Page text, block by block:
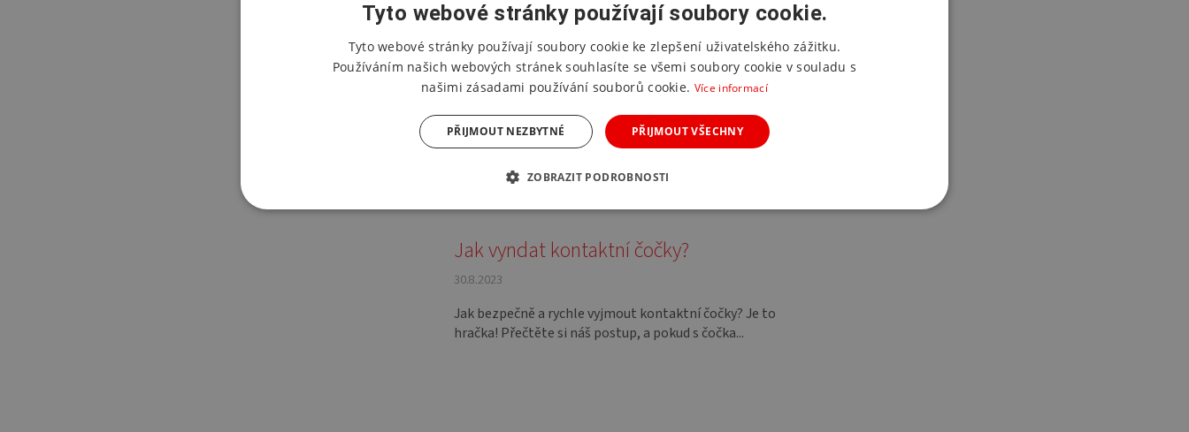
Jak vyndat kontaktní čočky?
30.8.2023
Jak bezpečně a rychle vyjmout kontaktní čočky? Je to
hračka! Přečtěte si náš postup, a pokud s čočka...
Tyto webové stránky používají soubory cookie.
Tyto webové stránky používají soubory cookie ke zlepšení uživatelského zážitku.
Používáním našich webových stránek souhlasíte se všemi soubory cookie v souladu s
našimi zásadami používání souborů cookie. Více informací
PŘIJMOUT VŠECHNY
PŘIJMOUT NEZBYTNÉ
ZOBRAZIT PODROBNOSTI